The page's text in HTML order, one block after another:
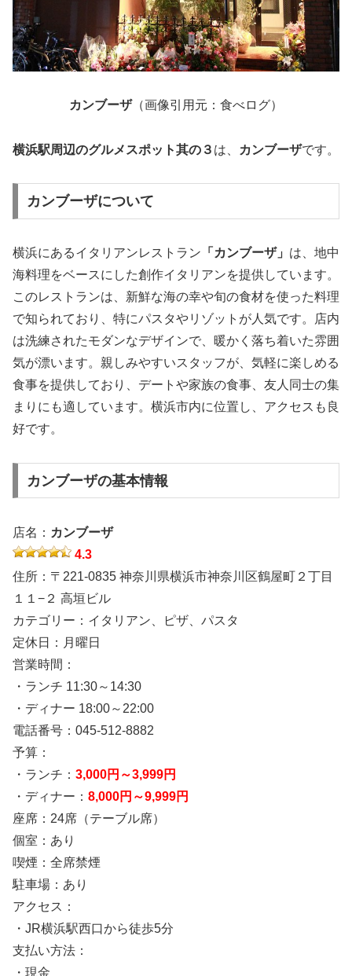
カンブーザ（画像引用元：食べログ）
横浜駅周辺のグルメスポット其の３ は、 カンブーザです。
カンブーザについて
横浜にあるイタリアンレストラン 「カンブーザ」 は、地中
海料理をベースにした創作イタリアンを提供しています。
このレストランは、新鮮な海の幸や旬の食材を使った料理
で知られており、特にパスタやリゾットが人気です。店内
は洗練されたモダンなデザインで、暖かく落ち着いた雰囲
気が漂います。親しみやすいスタッフが、気軽に楽しめる
食事を提供しており、デートや家族の食事、友人同士の集
まりにも適しています。横浜市内に位置し、アクセスも良
好です。
カンブーザの基本情報
店名： カンブーザ
4.3
住所：〒221-0835 神奈川県横浜市神奈川区鶴屋町２丁目
１１−２ 高垣ビル
カテゴリー：イタリアン、ピザ、パスタ
定休日：月曜日
営業時間：
・ランチ 11:30～14:30
・ディナー 18:00～22:00
電話番号：045-512-8882
予算：
・ランチ： 3,000円～3,999円
・ディナー： 8,000円～9,999円
座席：24席（テーブル席）
個室：あり
喫煙：全席禁煙
駐車場：あり
アクセス：
・JR横浜駅西口から徒歩5分
支払い方法：
・現金